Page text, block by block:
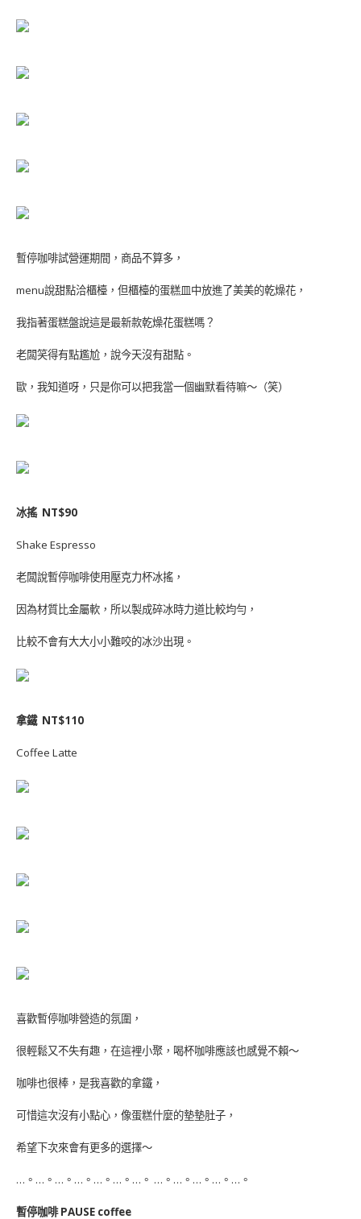
暫停咖啡試營運期間，商品不算多，
menu說甜點洽櫃檯，但櫃檯的蛋糕皿中放進了美美的乾燥花，
我指著蛋糕盤說這是最新款乾燥花蛋糕嗎？
老闆笑得有點尷尬，說今天沒有甜點。
歐，我知道呀，只是你可以把我當一個幽默看待嘛～（笑）
冰搖 NT$90
Shake Espresso
老闆說暫停咖啡使用壓克力杯冰搖，
因為材質比金屬軟，所以製成碎冰時力道比較均勻，
比較不會有大大小小難咬的冰沙出現。
拿鐵 NT$110
Coffee Latte
喜歡暫停咖啡營造的氛圍，
很輕鬆又不失有趣，在這裡小聚，喝杯咖啡應該也感覺不賴～
咖啡也很棒，是我喜歡的拿鐵，
可惜這次沒有小點心，像蛋糕什麼的墊墊肚子，
希望下次來會有更多的選擇～
…。…。…。…。…。…。…。 …。…。…。…。…。
暫停咖啡 PAUSE coffee